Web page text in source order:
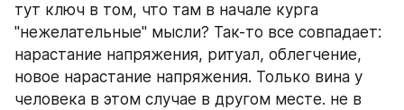
тут ключ в том, что там в начале курга
"нежелательные" мысли? Так-то все совпадает:
нарастание напряжения, ритуал, облегчение,
новое нарастание напряжения. Только вина у
человека в этом случае в другом месте. не в